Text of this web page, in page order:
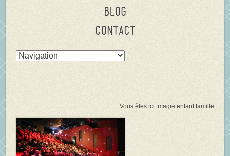
Blog
Contact
Vous êtes ici: magie enfant famille